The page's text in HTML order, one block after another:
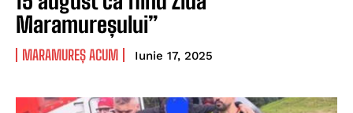
Maramureșului”
MARAMUREȘ ACUM Iunie 17, 2025